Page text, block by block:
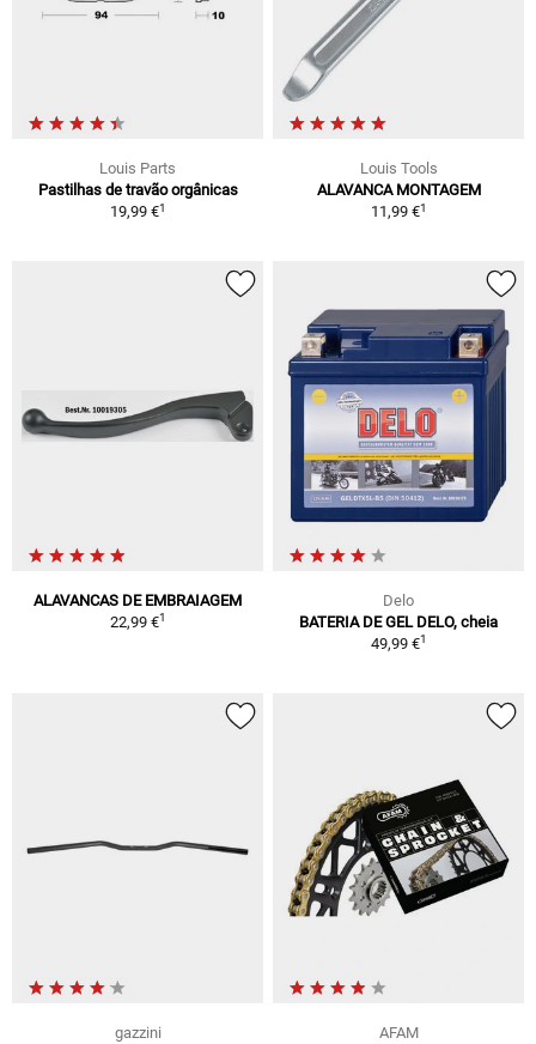
Louis Parts
Pastilhas de travão orgânicas
19,99 €1
Louis Tools
ALAVANCA MONTAGEM
11,99 €1
ALAVANCAS DE EMBRAIAGEM
22,99 €1
Delo
BATERIA DE GEL DELO, cheia
49,99 €1
gazzini AFAM